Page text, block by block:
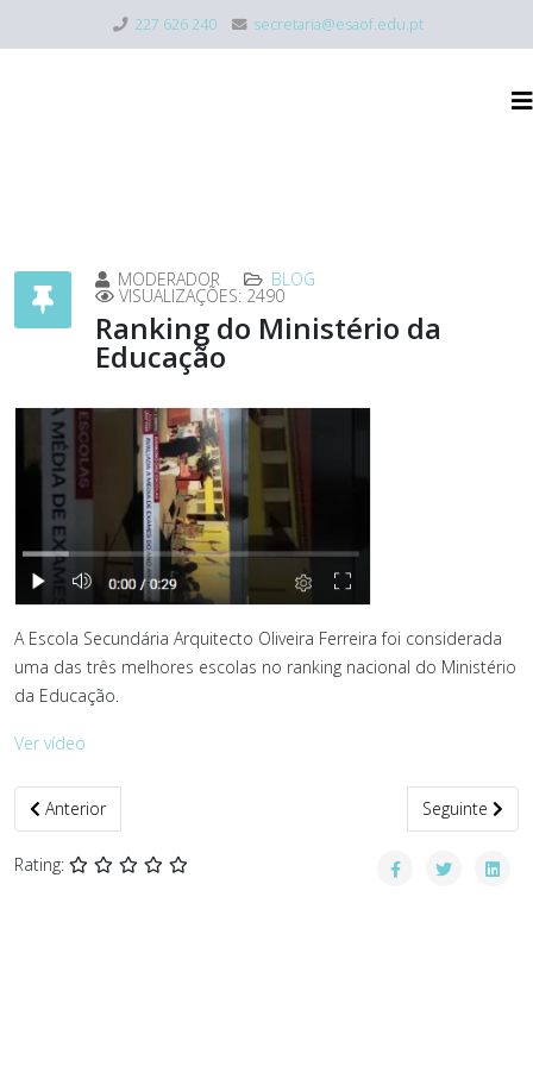
227 626 240 secretaria@esaof.edu.pt
MODERADOR BLOG
VISUALIZAÇÕES: 2490
Ranking do Ministério da
Educação
A Escola Secundária Arquitecto Oliveira Ferreira foi considerada
uma das três melhores escolas no ranking nacional do Ministério
da Educação.
Ver vídeo
Artigo anterior: Da Ansiedade ao Bem-Estar na Sala de Aula
Anterior Artigo
Seguinte
Rating: